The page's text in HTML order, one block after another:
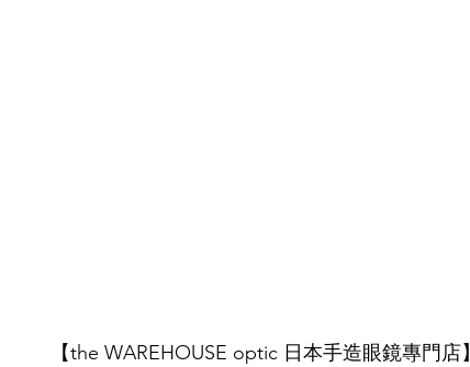
【the WAREHOUSE optic 日本手造眼鏡專門店】